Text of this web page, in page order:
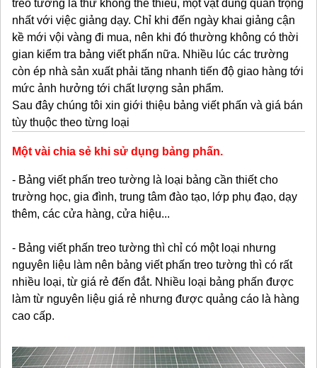
treo tường là thứ không thể thiếu, một vật dùng quan trọng
nhất với việc giảng dạy. Chỉ khi đến ngày khai giảng cận
kề mới vội vàng đi mua, nên khi đó thường không có thời
gian kiểm tra bảng viết phấn nữa. Nhiều lúc các trường
còn ép nhà sản xuất phải tăng nhanh tiến độ giao hàng tới
mức ảnh hưởng tới chất lượng sản phẩm.
Sau đây chúng tôi xin giới thiệu bảng viết phấn và giá bán
tùy thuộc theo từng loại
Một vài chia sẻ khi sử dụng bảng phấn.
- Bảng viết phấn treo tường là loại bảng cần thiết cho
trường học, gia đình, trung tâm đào tạo, lớp phụ đạo, dạy
thêm, các cửa hàng, cửa hiệu...
- Bảng viết phấn treo tường thì chỉ có một loại nhưng
nguyên liệu làm nên bảng viết phấn treo tường thì có rất
nhiều loại, từ giá rẻ đến đắt. Nhiều loại bảng phấn được
làm từ nguyên liệu giá rẻ nhưng được quảng cáo là hàng
cao cấp.